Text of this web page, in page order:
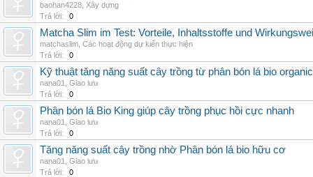
baohan4228 Xây dựng
Trả lời:
0
Matcha Slim im Test: Vorteile, Inhaltsstoffe und
matchaslim Các hoạt động dự kiến thực hiện
Trả lời:
0
Kỹ thuật tăng năng suất cây trồng từ phân bón lá bio organic
nana01
Giao lưu
Trả lời:
0
Phân bón lá Bio King giúp cây trồng phục hồi cực nhanh
nana01
Giao lưu
Trả lời:
0
Tăng năng suất cây trồng nhờ Phân bón lá bio hữu cơ
nana01
Giao lưu
Trả lời:
0